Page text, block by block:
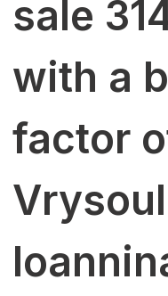
sale
with a
factor